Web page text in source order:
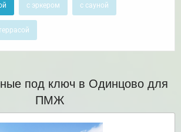
с эркером с сауной
под ключ в Одинцово для
ПМЖ